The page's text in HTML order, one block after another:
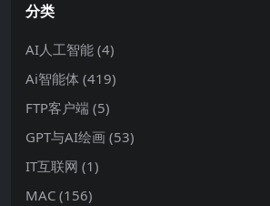
分类
AI人工智能 (4)
Ai智能体 (419)
FTP客户端 (5)
GPT与AI绘画 (53)
IT互联网 (1)
MAC (156)